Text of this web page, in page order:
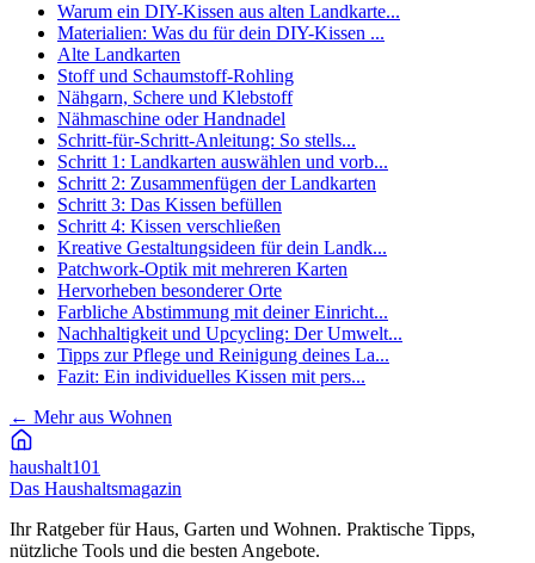
Warum ein DIY-Kissen aus alten Landkarte...
Materialien: Was du für dein DIY-Kissen ...
Alte Landkarten
Stoff und Schaumstoff-Rohling
Nähgarn, Schere und Klebstoff
Nähmaschine oder Handnadel
Schritt-für-Schritt-Anleitung: So stells...
Schritt 1: Landkarten auswählen und vorb...
Schritt 2: Zusammenfügen der Landkarten
Schritt 3: Das Kissen befüllen
Schritt 4: Kissen verschließen
Kreative Gestaltungsideen für dein Landk...
Patchwork-Optik mit mehreren Karten
Hervorheben besonderer Orte
Farbliche Abstimmung mit deiner Einricht...
Nachhaltigkeit und Upcycling: Der Umwelt...
Tipps zur Pflege und Reinigung deines La...
Fazit: Ein individuelles Kissen mit pers...
← Mehr aus Wohnen
haushalt101
Das Haushaltsmagazin
Ihr Ratgeber für Haus, Garten und Wohnen. Praktische Tipps,
nützliche Tools und die besten Angebote.